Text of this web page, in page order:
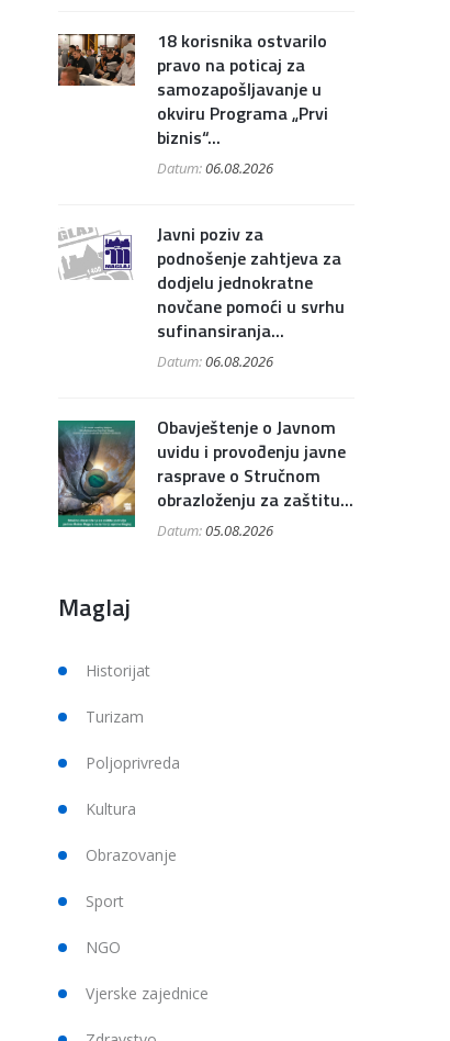
18 korisnika ostvarilo
pravo na poticaj za
samozapošljavanje u
okviru Programa „Prvi
biznis“...
Datum:06.08.2026
Javni poziv za
podnošenje zahtjeva za
dodjelu jednokratne
novčane pomoći u svrhu
sufinansiranja...
Datum:06.08.2026
Obavještenje o Javnom
uvidu i provođenju javne
rasprave o Stručnom
obrazloženju za zaštitu...
Datum:05.08.2026
Maglaj
Historijat
Turizam
Poljoprivreda
Kultura
Obrazovanje
Sport
NGO
Vjerske zajednice